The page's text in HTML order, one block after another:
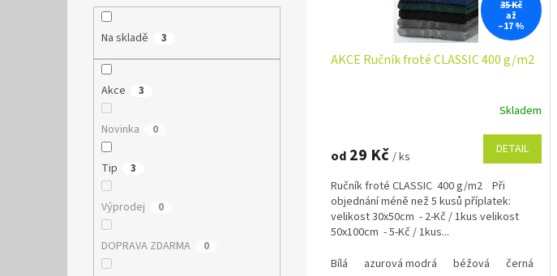
Na skladě 3
Akce 3
Novinka 0
Tip 3
Výprodej 0
DOPRAVA ZDARMA 0
35 Kč
až
–17 %
AKCE Ručník froté CLASSIC 400 g/m2
Skladem
od 29 Kč / ks DETAIL
Ručník froté CLASSIC 400 g/m2 Při
objednání méně než 5 kusů příplatek:
velikost 30x50cm - 2-Kč / 1kus velikost
50x100cm - 5-Kč / 1kus...
Bílá
azurová modrá béžová černá